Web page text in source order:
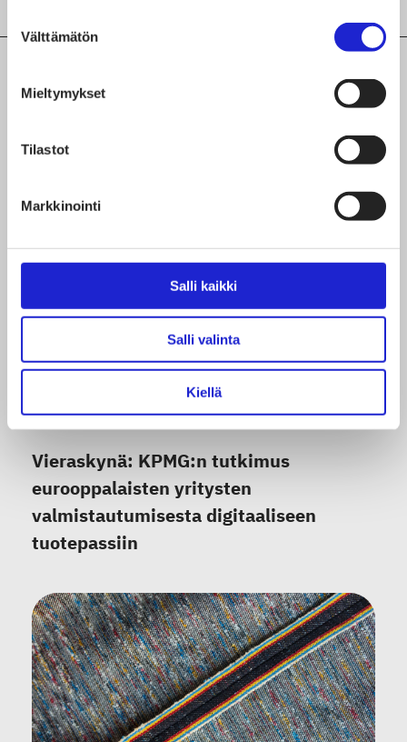
valinta
Välttämätön
Mieltymykset
Tilastot
Markkinointi
Salli kaikki
Salli valinta
Kiellä
30.06.2026
Vieraskynä: KPMG:n tutkimus
eurooppalaisten yritysten
valmistautumisesta digitaaliseen
tuotepassiin